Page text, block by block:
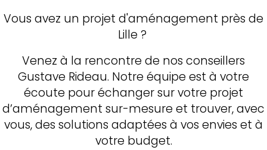
Vous avez un projet d'aménagement près de
Lille ?
Venez à la rencontre de nos conseillers
Gustave Rideau. Notre équipe est à votre
écoute pour échanger sur votre projet
d’aménagement sur-mesure et trouver, avec
vous, des solutions adaptées à vos envies et à
votre budget.